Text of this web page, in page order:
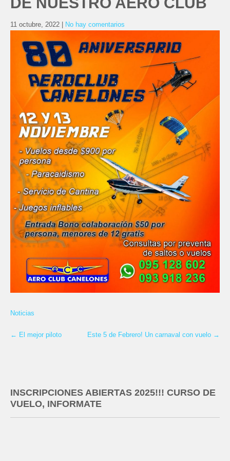
11 octubre, 2022 No hay comentarios
Noticias
← El mejor piloto Este 5 de Febrero! Un carnaval con vuelo →
INSCRIPCIONES ABIERTAS 2025!!! CURSO DE
VUELO, INFORMATE